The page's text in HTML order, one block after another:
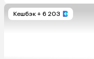
Кешбэк + 6 203